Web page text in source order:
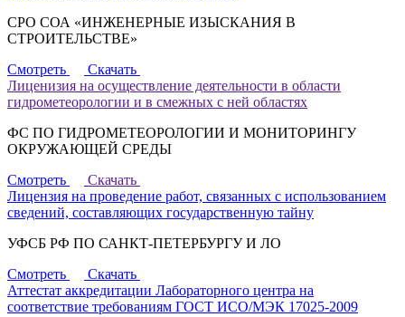
СРО СОА «ИНЖЕНЕРНЫЕ ИЗЫСКАНИЯ В
СТРОИТЕЛЬСТВЕ»
Смотреть
Скачать
Лиценизия на осуществление деятельности в области
гидрометеорологии и в смежных с ней областях
ФС ПО ГИДРОМЕТЕОРОЛОГИИ И МОНИТОРИНГУ
ОКРУЖАЮЩЕЙ СРЕДЫ
Смотреть
Скачать
Лицензия на проведение работ, связанных с использованием
сведений, составляющих государственную тайну
УФСБ РФ ПО САНКТ-ПЕТЕРБУРГУ И ЛО
Смотреть
Скачать
Аттестат аккредитации Лабораторного центра на
соответствие требованиям ГОСТ ИСО/МЭК 17025-2009